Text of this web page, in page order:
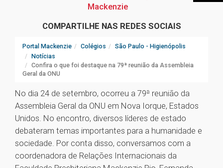
Mackenzie
COMPARTILHE NAS REDES SOCIAIS
Portal Mackenzie Colégios
São Paulo - Higienópolis
Notícias
Confira o que foi destaque na 79ª reunião da Assembleia
Geral da ONU
No dia 24 de setembro, ocorreu a 79ª reunião da
Assembleia Geral da ONU em Nova Iorque, Estados
Unidos. No encontro, diversos líderes de estado
debateram temas importantes para a humanidade e
sociedade. Por conta disso, conversamos com a
coordenadora de Relações Internacionais da